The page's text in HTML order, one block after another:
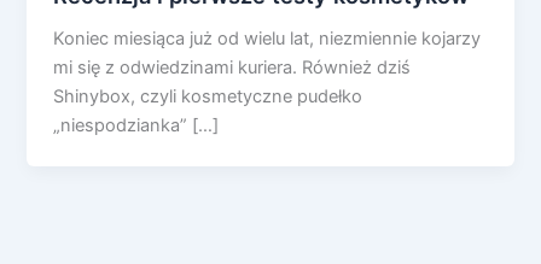
Koniec miesiąca już od wielu lat, niezmiennie kojarzy
mi się z odwiedzinami kuriera. Również dziś
Shinybox, czyli kosmetyczne pudełko
„niespodzianka” […]